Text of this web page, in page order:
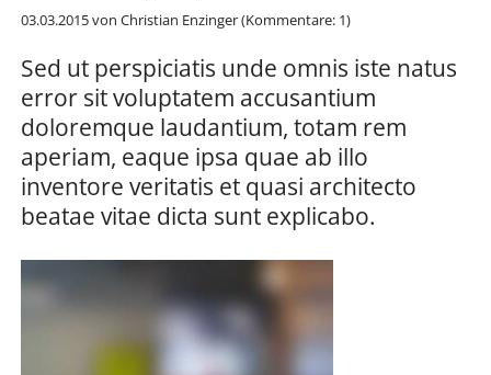
03.03.2015von Christian Enzinger (Kommentare: 1)
Sed ut perspiciatis unde omnis iste natus
error sit voluptatem accusantium
doloremque laudantium, totam rem
aperiam, eaque ipsa quae ab illo
inventore veritatis et quasi architecto
beatae vitae dicta sunt explicabo.